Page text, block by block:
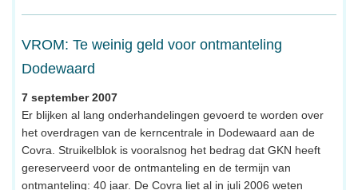
VROM: Te weinig geld voor ontmanteling
Dodewaard
7 september 2007
Er blijken al lang onderhandelingen gevoerd te worden over
het overdragen van de kerncentrale in Dodewaard aan de
Covra. Struikelblok is vooralsnog het bedrag dat GKN heeft
gereserveerd voor de ontmanteling en de termijn van
ontmanteling: 40 jaar. De Covra liet al in juli 2006 weten